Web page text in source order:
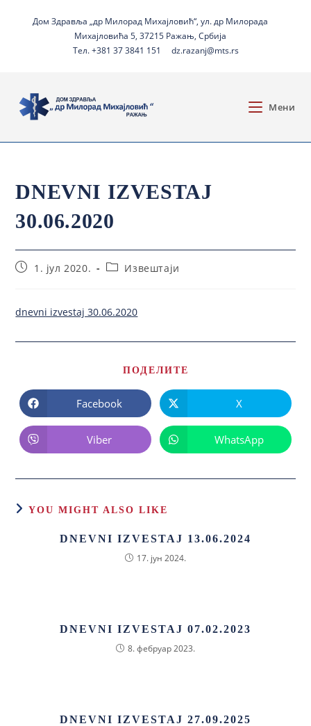
Дом Здравља „др Милорад Михајловић“, ул. др Милорада
Михајловића 5, 37215 Ражањ, Србија
Тел. +381 37 3841 151
dz.razanj@mts.rs
Мени
DNEVNI IZVESTAJ
30.06.2020
1. јул 2020. Извештаји
dnevni izvestaj 30.06.2020
ПОДЕЛИТЕ
Facebook X
Viber WhatsApp
YOU MIGHT ALSO LIKE
DNEVNI IZVESTAJ 13.06.2024
17. јун 2024.
DNEVNI IZVESTAJ 07.02.2023
8. фебруар 2023.
DNEVNI IZVESTAJ 27.09.2025